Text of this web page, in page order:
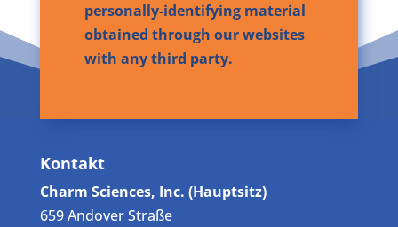
personally-identifying material
obtained through our websites
with any third party.
Kontakt
Charm Sciences, Inc. (Hauptsitz)
659 Andover Straße